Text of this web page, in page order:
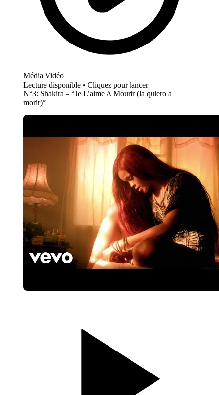
Média Vidéo
Lecture disponible • Cliquez pour lancer
N°3: Shakira – “Je L’aime A Mourir (la quiero a
morir)”